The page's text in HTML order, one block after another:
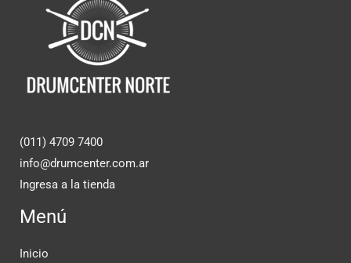
(011) 4709 7400
info@drumcenter.com.ar
Ingresa a la tienda
Menú
Inicio